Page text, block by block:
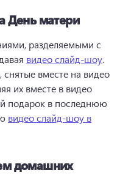
День матери
разделяемыми с
видео слайд-шоу
вместе на видео
их вместе в видео
подарок в последнюю
видео слайд-шоу в
домашних